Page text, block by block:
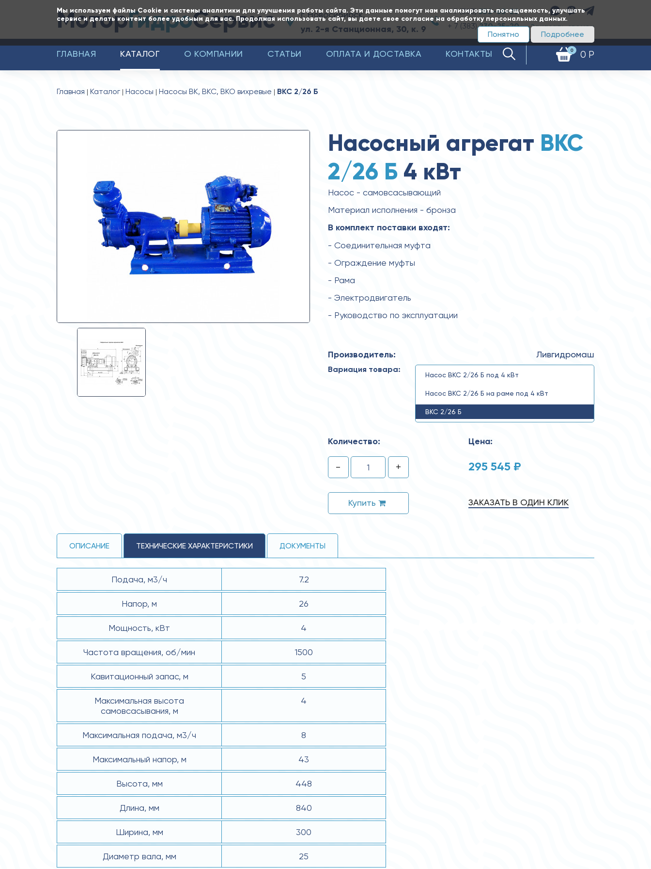
Мы используем файлы Cookie и системы аналитики для улучшения работы сайта. Эти данные помогут нам анализировать посещаемость, улучшать
сервис и делать контент более удобным для вас. Продолжая использовать сайт, вы даете свое согласие на обработку персональных данных.
Подробнее
Понятно
МоторГидроСервис г. Новосибирск,
ул. 2-я Станционная, 30, к. 9
+ 7 (383)350-65-20
+ 7 (383)230-25-20 Заказать звонок
0 0 Р
ГЛАВНАЯ КАТАЛОГ О КОМПАНИИ СТАТЬИ ОПЛАТА И ДОСТАВКА КОНТАКТЫ
Главная Каталог Насосы Насосы ВК, ВКС, ВКО вихревые ВКС 2/26 Б
Насосный агрегат ВКС
2/26 Б4 кВт
Насос - самовсасывающий
Материал исполнения - бронза
В комплект поставки входят:
- Соединительная муфта
- Ограждение муфты
- Рама
- Электродвигатель
- Руководство по эксплуатации
Производитель: Ливгидромаш
Вариация товара:
Насос ВКС 2/26 Б под 4 кВт
Насос ВКС 2/26 Б на раме под 4 кВт
ВКС 2/26 Б
Количество:
- +
Купить
Цена:
295 545 ₽
ЗАКАЗАТЬ В ОДИН КЛИК
ОПИСАНИЕ ТЕХНИЧЕСКИЕ ХАРАКТЕРИСТИКИ ДОКУМЕНТЫ
Подача, м3/ч 7.2
Напор, м 26
Мощность, кВт 4
Частота вращения, об/мин 1500
Кавитационный запас, м 5
Максимальная высота
самовсасывания, м
4
Максимальная подача, м3/ч 8
Максимальный напор, м 43
Высота, мм 448
Длина, мм 840
Ширина, мм 300
Диаметр вала, мм 25